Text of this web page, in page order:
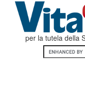
per la tutela della